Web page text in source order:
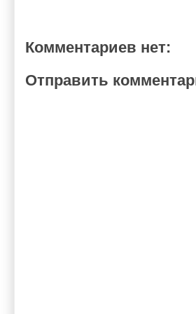
Комментариев нет:
Отправить